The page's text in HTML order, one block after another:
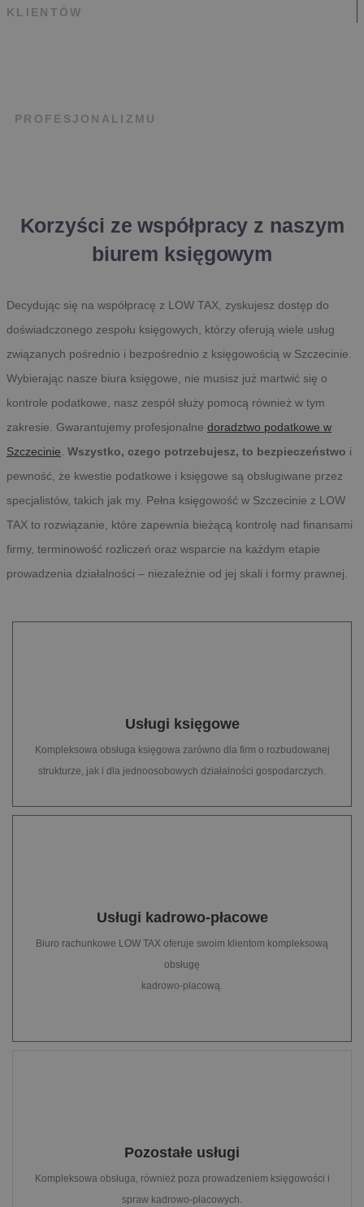
KLIENTÓW
PROFESJONALIZMU
Korzyści ze współpracy z naszym
biurem księgowym
Decydując się na współpracę z LOW TAX, zyskujesz dostęp do
doświadczonego zespołu księgowych, którzy oferują wiele usług
związanych pośrednio i bezpośrednio z księgowością w Szczecinie.
Wybierając nasze biura księgowe, nie musisz już martwić się o
kontrole podatkowe, nasz zespół służy pomocą również w tym
zakresie. Gwarantujemy profesjonalne doradztwo podatkowe w
Szczecinie Wszystko, czego potrzebujesz, to bezpieczeństwo i
pewność, że kwestie podatkowe i księgowe są obsługiwane przez
specjalistów, takich jak my. Pełna księgowość w Szczecinie z LOW
TAX to rozwiązanie, które zapewnia bieżącą kontrolę nad finansami
firmy, terminowość rozliczeń oraz wsparcie na każdym etapie
prowadzenia działalności – niezależnie od jej skali i formy prawnej.
Usługi księgowe
Kompleksowa obsługa księgowa zarówno dla firm o rozbudowanej
strukturze, jak i dla jednoosobowych działalności gospodarczych.
Usługi kadrowo-płacowe
Biuro rachunkowe LOW TAX oferuje swoim klientom kompleksową
obsługę
kadrowo-płacową.
Pozostałe usługi
Kompleksowa obsługa, również poza prowadzeniem księgowości i
spraw kadrowo-płacowych.